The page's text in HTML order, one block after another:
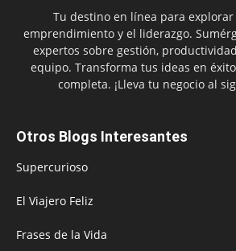
Tu destino en línea para
emprendimiento y el liderazgo.
expertos sobre gestión,
equipo. Transforma tus ideas en
completa. ¡Lleva tu negocio al
Otros Blogs Interesantes
Supercurioso
El Viajero Feliz
Frases de la Vida